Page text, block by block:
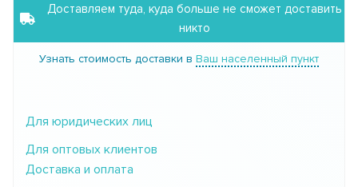
Доставляем туда, куда больше не сможет доставить
никто
Узнать стоимость доставки в Ваш населенный пункт
Для юридических лиц
Для оптовых клиентов
Доставка и оплата